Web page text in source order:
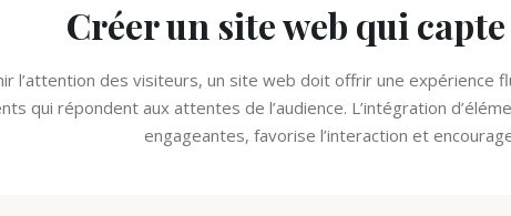
Créer un site web qui
l’attention des visiteurs, un site web doit offrir une expérience
qui répondent aux attentes de l’audience. L’intégration
engageantes, favorise l’interaction et